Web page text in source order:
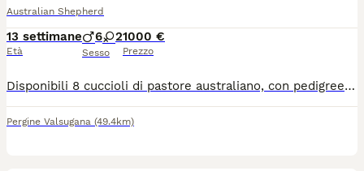
Australian Shepherd
13 settimane
Età
6 2
Sesso
1000 €
Prezzo
Disponibili 8 cuccioli di pastore australiano, con pedigree, microchip e vaccinati, in ottima salute, nati in casa in mezzo a tanto amore! I cani si trovano con la mamma a Pergine Valsugana (TN), si possono vedere e saranno disponibilità da metà luglio! Cerchiamo una famiglia che possa donare loro tutto l’amore del mondo!
Pergine Valsugana (49.4km)